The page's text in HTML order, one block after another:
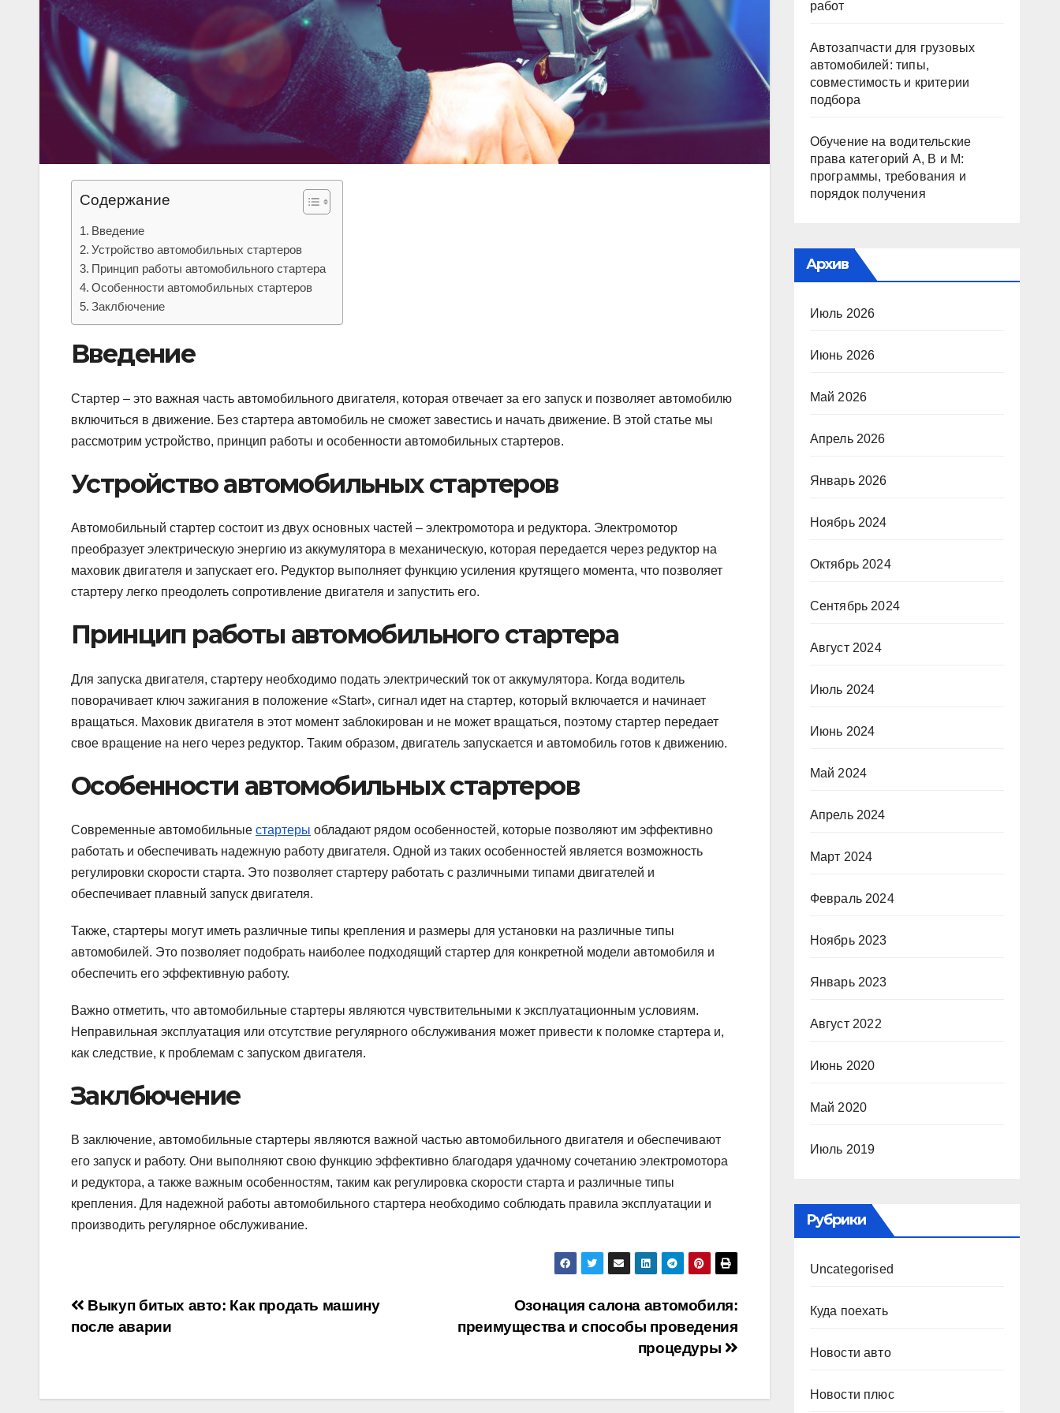
Содержание
Введение
Устройство автомобильных стартеров
Принцип работы автомобильного стартера
Особенности автомобильных стартеров
Заклбючение
Введение
Стартер – это важная часть автомобильного двигателя, которая отвечает за его запуск и позволяет автомобилю
включиться в движение. Без стартера автомобиль не сможет завестись и начать движение. В этой статье мы
рассмотрим устройство, принцип работы и особенности автомобильных стартеров.
Устройство автомобильных стартеров
Автомобильный стартер состоит из двух основных частей – электромотора и редуктора. Электромотор
преобразует электрическую энергию из аккумулятора в механическую, которая передается через редуктор на
маховик двигателя и запускает его. Редуктор выполняет функцию усиления крутящего момента, что позволяет
стартеру легко преодолеть сопротивление двигателя и запустить его.
Принцип работы автомобильного стартера
Для запуска двигателя, стартеру необходимо подать электрический ток от аккумулятора. Когда водитель
поворачивает ключ зажигания в положение «Start», сигнал идет на стартер, который включается и начинает
вращаться. Маховик двигателя в этот момент заблокирован и не может вращаться, поэтому стартер передает
свое вращение на него через редуктор. Таким образом, двигатель запускается и автомобиль готов к движению.
Особенности автомобильных стартеров
Современные автомобильные стартеры обладают рядом особенностей, которые позволяют им эффективно
работать и обеспечивать надежную работу двигателя. Одной из таких особенностей является возможность
регулировки скорости старта. Это позволяет стартеру работать с различными типами двигателей и
обеспечивает плавный запуск двигателя.
Также, стартеры могут иметь различные типы крепления и размеры для установки на различные типы
автомобилей. Это позволяет подобрать наиболее подходящий стартер для конкретной модели автомобиля и
обеспечить его эффективную работу.
Важно отметить, что автомобильные стартеры являются чувствительными к эксплуатационным условиям.
Неправильная эксплуатация или отсутствие регулярного обслуживания может привести к поломке стартера и,
как следствие, к проблемам с запуском двигателя.
Заклбючение
В заключение, автомобильные стартеры являются важной частью автомобильного двигателя и обеспечивают
его запуск и работу. Они выполняют свою функцию эффективно благодаря удачному сочетанию электромотора
и редуктора, а также важным особенностям, таким как регулировка скорости старта и различные типы
крепления. Для надежной работы автомобильного стартера необходимо соблюдать правила эксплуатации и
производить регулярное обслуживание.
Навигация
Озонация салона автомобиля:
преимущества и способы проведения
процедуры
Выкуп битых авто: Как продать машину
после аварии
работ
Автозапчасти для грузовых
автомобилей: типы,
совместимость и критерии
подбора
Обучение на водительские
права категорий A, B и M:
программы, требования и
порядок получения
Архив
Июль 2026
Июнь 2026
Май 2026
Апрель 2026
Январь 2026
Ноябрь 2024
Октябрь 2024
Сентябрь 2024
Август 2024
Июль 2024
Июнь 2024
Май 2024
Апрель 2024
Март 2024
Февраль 2024
Ноябрь 2023
Январь 2023
Август 2022
Июнь 2020
Май 2020
Июль 2019
Рубрики
Uncategorised
Куда поехать
Новости авто
Новости плюс